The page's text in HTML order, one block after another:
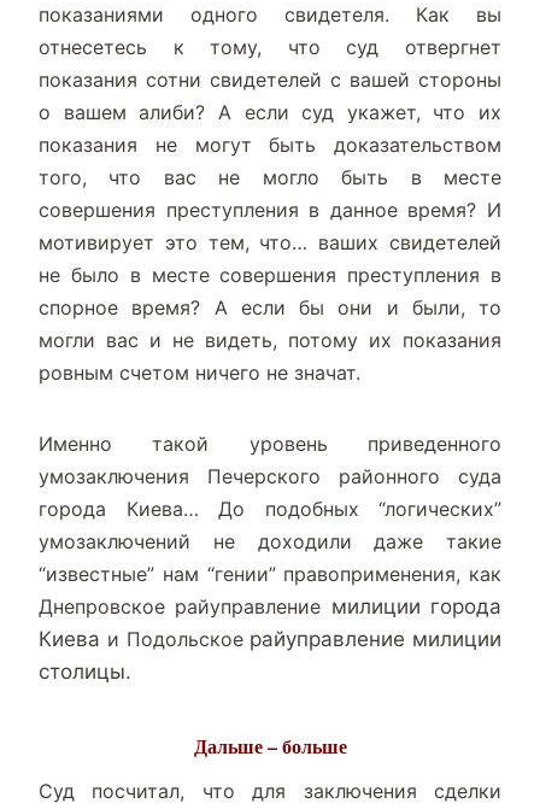
показаниями одного свидетеля. Как вы
отнесетесь к тому, что суд отвергнет
показания сотни свидетелей с вашей стороны
о вашем алиби? А если суд укажет, что их
показания не могут быть доказательством
того, что вас не могло быть в месте
совершения преступления в данное время? И
мотивирует это тем, что… ваших свидетелей
не было в месте совершения преступления в
спорное время? А если бы они и были, то
могли вас и не видеть, потому их показания
ровным счетом ничего не значат.
Именно такой уровень приведенного
умозаключения Печерского районного суда
города Киева… До подобных “логических”
умозаключений не доходили даже такие
“известные” нам “гении” правоприменения, как
Днепровское райуправление милиции города
Киева и Подольское райуправление милиции
столицы.
Дальше – больше
Суд посчитал, что для заключения сделки